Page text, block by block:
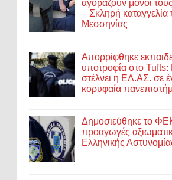
αγοράζουν μόνοι
– Σκληρή
Μεσσηνίας
Απορρίφθηκε
υποτροφία στο
στέλνει η ΕΛ.ΑΣ. σε
κορυφαία
Δημοσιεύθηκε το
προαγωγές
Ελληνικής